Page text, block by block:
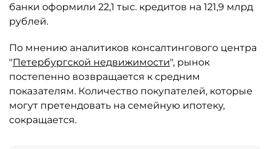
банки оформили 22,1 тыс. кредитов на 121,9 млрд
рублей.
По мнению аналитиков консалтингового центра
"Петербургской недвижимости", рынок
постепенно возвращается к средним
показателям. Количество покупателей, которые
могут претендовать на семейную ипотеку,
сокращается.